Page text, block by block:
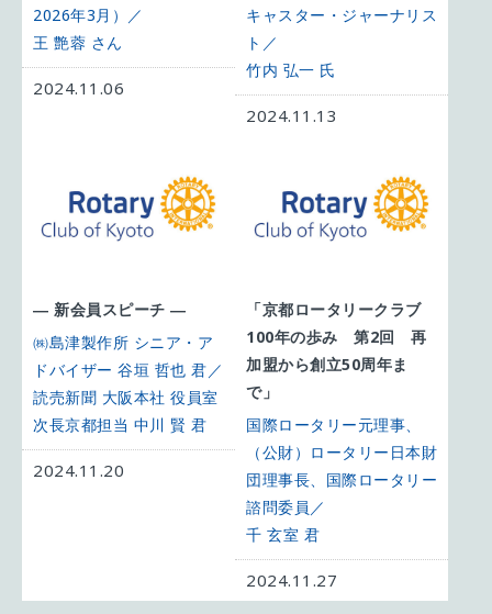
2026年3月）／
王 艶蓉 さん
2024.11.06
キャスター・ジャーナリス
ト／
竹内 弘一 氏
2024.11.13
― 新会員スピーチ ―
㈱島津製作所 シニア・ア
ドバイザー 谷垣 哲也 君／
読売新聞 大阪本社 役員室
次長京都担当 中川 賢 君
2024.11.20
「京都ロータリークラブ
100年の歩み 第2回 再
加盟から創立50周年ま
で」
国際ロータリー元理事、
（公財）ロータリー日本財
団理事長、国際ロータリー
諮問委員／
千 玄室 君
2024.11.27